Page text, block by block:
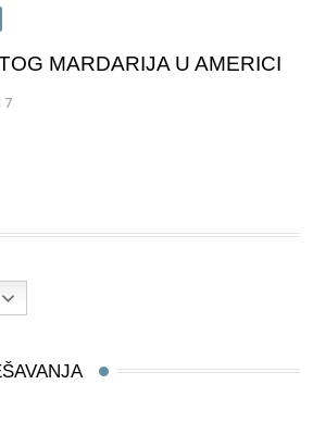
MARDARIJA U AMERICI